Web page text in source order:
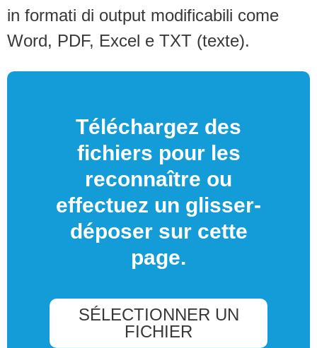
in formati di output modificabili come
Word, PDF, Excel e TXT (texte).
Téléchargez des
fichiers pour les
reconnaître ou
effectuez un glisser-
déposer sur cette
page.
SÉLECTIONNER UN
FICHIER